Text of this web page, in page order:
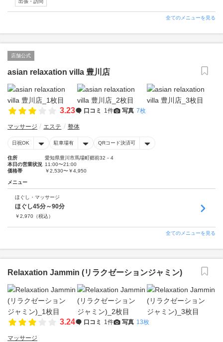
出張・訪問
全てのメニューを見る
店舗公式
asian relaxation villa 豊川店
3.23 口コミ 1件 写真 7枚
マッサージ エステ 整体
日祝OK 駐車場有 QRコード決済可
住所
愛知県豊川市馬場町郷前32－4
本日の営業状況 11:00〜21:00
価格帯
￥2,530〜￥4,950
メニュー
ほぐし・マッサージ
ほぐし45分～90分
￥2,970 （税込）
全てのメニューを見る
Relaxation Jammin (リラクゼーションジャミン)
3.24 口コミ 1件 写真 13枚
マッサージ